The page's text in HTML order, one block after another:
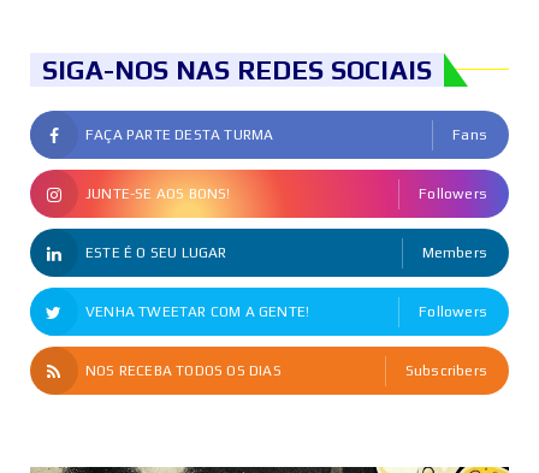
SIGA-NOS NAS REDES SOCIAIS
FAÇA PARTE DESTA TURMA Fans
JUNTE-SE AOS BONS! Followers
ESTE É O SEU LUGAR Members
VENHA TWEETAR COM A GENTE! Followers
NOS RECEBA TODOS OS DIAS Subscribers